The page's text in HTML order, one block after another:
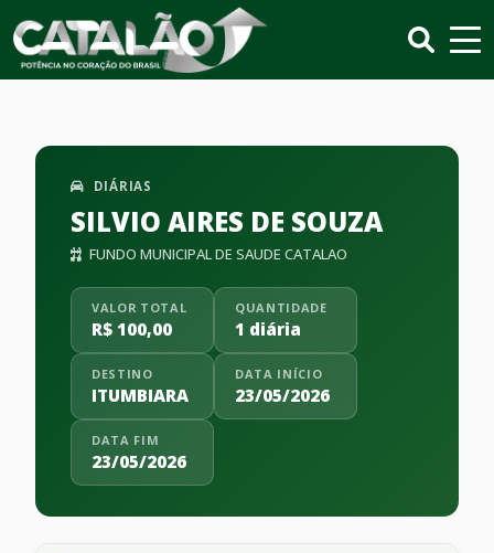
DIÁRIAS
SILVIO AIRES DE SOUZA
FUNDO MUNICIPAL DE SAUDE CATALAO
VALOR TOTAL
R$ 100,00
QUANTIDADE
1 diária
DESTINO
ITUMBIARA
DATA INÍCIO
23/05/2026
DATA FIM
23/05/2026